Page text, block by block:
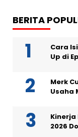
BERITA
Cara
Up di
Merk
Usaha
2026